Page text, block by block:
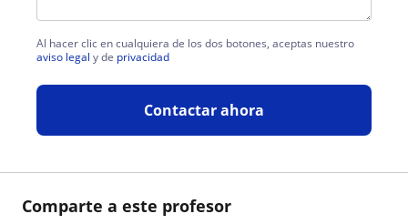
Comparte a este profesor
Al hacer clic en cualquiera de los dos botones, aceptas nuestro
aviso legal y de privacidad
Contactar ahora